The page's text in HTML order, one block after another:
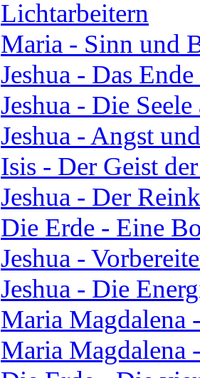
Lichtarbeitern
Maria - Sinn und
Jeshua - Das
Jeshua - Die
Jeshua - Angst
Isis - Der Geist
Jeshua - Der
Die Erde - Eine
Jeshua -
Jeshua - Die
Maria Magdalena
Maria Magdalena